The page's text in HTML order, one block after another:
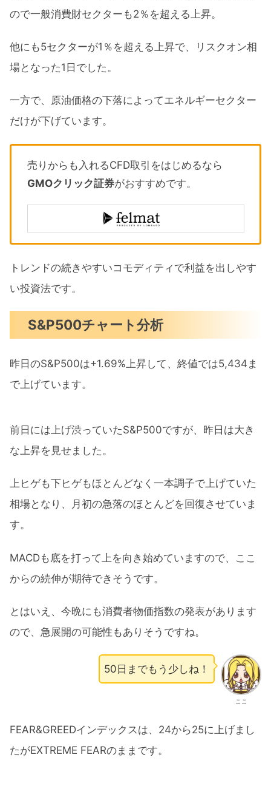
ので一般消費財セクターも2％を超える上昇。
他にも5セクターが1％を超える上昇で、リスクオン相
場となった1日でした。
一方で、原油価格の下落によってエネルギーセクター
だけが下げています。
売りからも入れるCFD取引をはじめるなら
GMOクリック証券がおすすめです。
トレンドの続きやすいコモディティで利益を出しやす
い投資法です。
S&P500チャート分析
昨日のS&P500は+1.69%上昇して、終値では5,434ま
で上げています。
前日には上げ渋っていたS&P500ですが、昨日は大き
な上昇を見せました。
上ヒゲも下ヒゲもほとんどなく一本調子で上げていた
相場となり、月初の急落のほとんどを回復させていま
す。
MACDも底を打って上を向き始めていますので、ここ
からの続伸が期待できそうです。
とはいえ、今晩にも消費者物価指数の発表があります
ので、急展開の可能性もありそうですね。
ここ
50日までもう少しね！
FEAR&GREEDインデックスは、24から25に上げまし
たがEXTREME FEARのままです。